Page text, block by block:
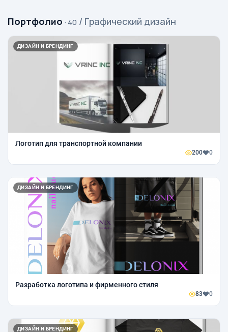
Портфолио · 40 / Графический дизайн
ДИЗАЙН И БРЕНДИНГ
Логотип для транспортной компании
200 0
ДИЗАЙН И БРЕНДИНГ
Разработка логотипа и фирменного стиля
83 0
ДИЗАЙН И БРЕНДИНГ